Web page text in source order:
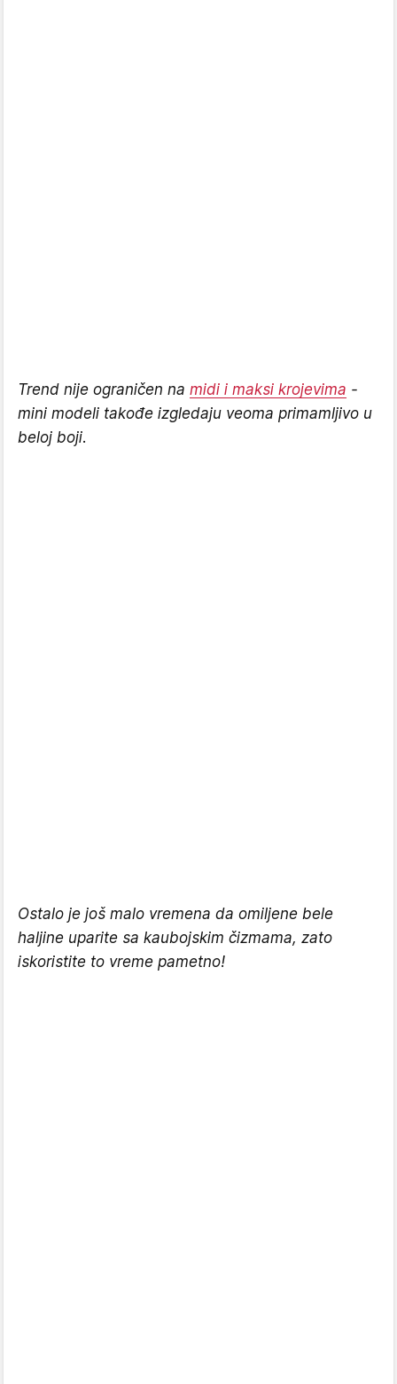
Trend nije ograničen na midi i maksi krojevima -
mini modeli takođe izgledaju veoma primamljivo u
beloj boji.
Ostalo je još malo vremena da omiljene bele
haljine uparite sa kaubojskim čizmama, zato
iskoristite to vreme pametno!